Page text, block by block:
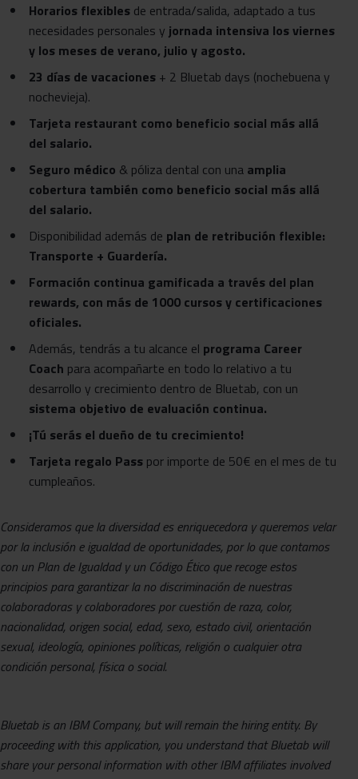
Horarios flexibles de entrada/salida, adaptado a tus
necesidades personales y jornada intensiva los viernes
y los meses de verano, julio y agosto.
23 días de vacaciones + 2 Bluetab days (nochebuena y
nochevieja).
Tarjeta restaurant como beneficio social más allá
del salario.
Seguro médico & póliza dental con una amplia
cobertura también como beneficio social más allá
del salario.
Disponibilidad además de plan de retribución flexible:
Transporte + Guardería.
Formación continua gamificada a través del plan
rewards, con más de 1000 cursos y certificaciones
oficiales.
Además, tendrás a tu alcance el programa Career
Coach para acompañarte en todo lo relativo a tu
desarrollo y crecimiento dentro de Bluetab, con un
sistema objetivo de evaluación continua.
¡Tú serás el dueño de tu crecimiento!
Tarjeta regalo Pass por importe de 50€ en el mes de tu
cumpleaños.
Consideramos que la diversidad es enriquecedora y queremos velar
por la inclusión e igualdad de oportunidades, por lo que contamos
con un Plan de Igualdad y un Código Ético que recoge estos
principios para garantizar la no discriminación de nuestras
colaboradoras y colaboradores por cuestión de raza, color,
nacionalidad, origen social, edad, sexo, estado civil, orientación
sexual, ideología, opiniones políticas, religión o cualquier otra
condición personal, física o social.
Bluetab is an IBM Company, but will remain the hiring entity. By
proceeding with this application, you understand that Bluetab will
share your personal information with other IBM affiliates involved